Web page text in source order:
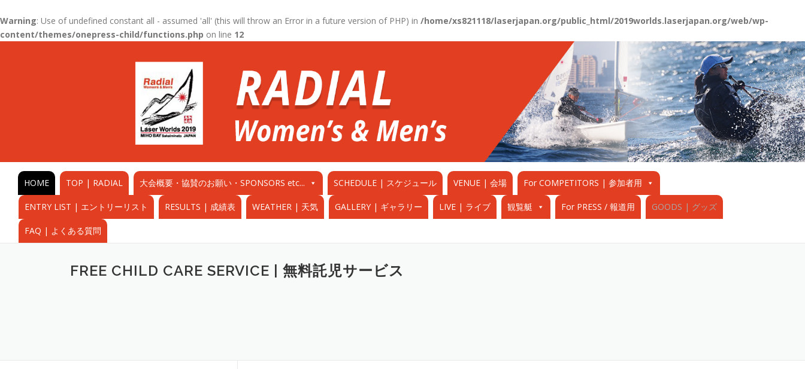
Warning: Use of undefined constant all - assumed 'all' (this will throw an Error in a future version of PHP) in /home/xs821118/laserjapan.org/public_html/2019worlds.laserjapan.org/web/wp-
content/themes/onepress-child/functions.php on line 12
HOME
TOP | RADIAL 大会概要・協賛のお願い・SPONSORS etc... SCHEDULE | スケジュール VENUE | 会場 For COMPETITORS | 参加者用
ENTRY LIST | エントリーリスト RESULTS | 成績表 WEATHER | 天気 GALLERY | ギャラリー LIVE | ライブ 観覧艇 For PRESS / 報道用 GOODS | グッズ
FAQ | よくある質問
FREE CHILD CARE SERVICE | 無料託児サービス